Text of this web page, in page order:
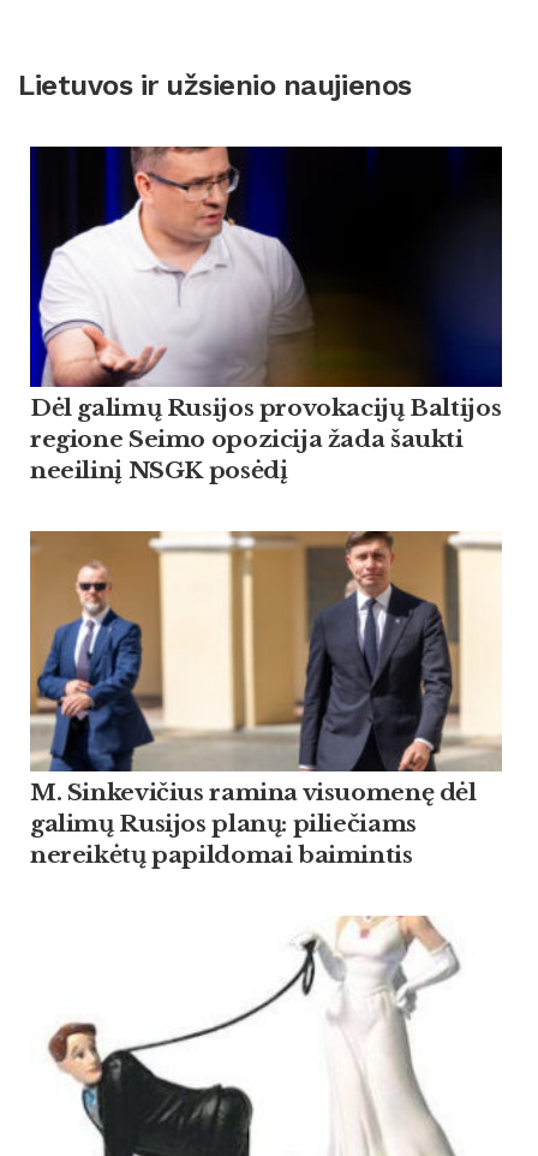
Lietuvos ir užsienio naujienos
Dėl galimų Rusijos provokacijų Baltijos
regione Seimo opozicija žada šaukti
neeilinį NSGK posėdį
M. Sinkevičius ramina visuomenę dėl
galimų Rusijos planų: piliečiams
nereikėtų papildomai baimintis